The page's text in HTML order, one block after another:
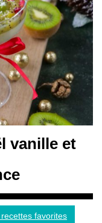
vanille et
favorites